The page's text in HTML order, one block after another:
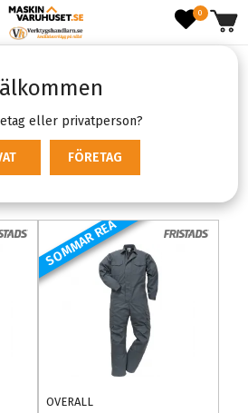
0
eller privatperson?
FÖRETAG
Sortering
SOMMAR REA
OVERALL